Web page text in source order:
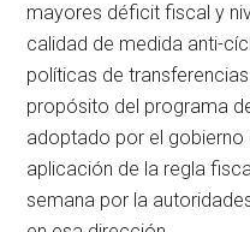
mayores déficit fiscal y
calidad de medida anti-
políticas de
propósito del programa
adoptado por el gobierno
aplicación de la regla
semana por la